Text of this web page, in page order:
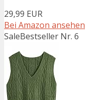
29,99 EUR
Bei Amazon ansehen
SaleBestseller Nr. 6